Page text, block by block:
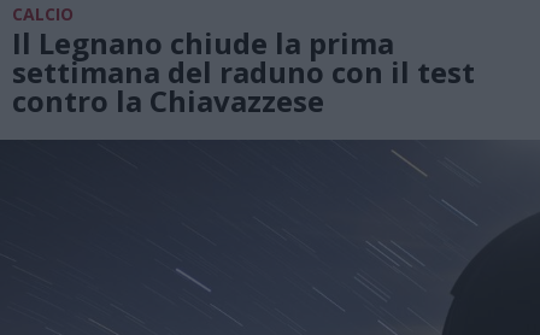
CALCIO
Il Legnano chiude la prima
settimana del raduno con il test
contro la Chiavazzese